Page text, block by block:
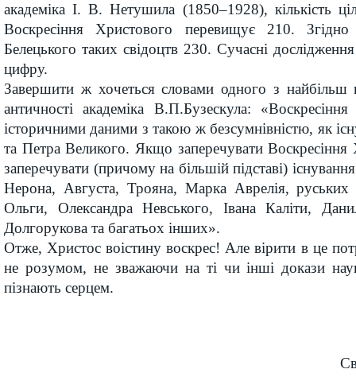
академіка І. В. Нетушила (1850–1928), кількість
Воскресіння Христового перевищує 210.
Белецького таких свідоцтв 230. Сучасні
цифру.
Завершити ж хочеться словами одного з найбільш
античності академіка В.П.Бузескула:
історичними даними з такою ж безсумнівністю, як
та Петра Великого. Якщо заперечувати Воскресіння
заперечувати (причому на більшій підставі)
Нерона, Августа, Трояна, Марка Аврелія,
Ольги, Олександра Невського, Івана Каліти,
Долгорукова та багатьох інших».
Отже, Христос воістину воскрес! Але вірити в це
не розумом, не зважаючи на ті чи інші докази
пізнають серцем.